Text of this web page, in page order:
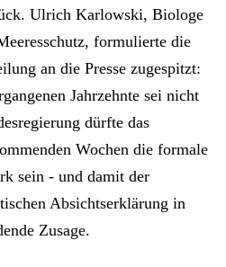
Ulrich Karlowski, Biologe
formulierte die
an die Presse zugespitzt:
Jahrzehnte sei nicht
dürfte das
Wochen die formale
sein - und damit der
Absichtserklärung in
Zusage.